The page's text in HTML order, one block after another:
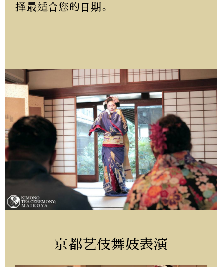
择最适合您的日期。
京都艺伎舞妓表演